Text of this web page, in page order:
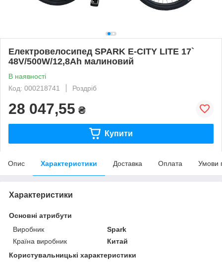
Електровелосипед SPARK E-CITY LITE 17`
48V/500W/12,8Ah малиновий
В наявності
Код: 000218741
Роздріб
28 047,55 ₴
Купити
Опис Характеристики Доставка Оплата Умови
Характеристики
Основні атрибути
Виробник
Spark
Країна виробник
Китай
Користувальницькі характеристики